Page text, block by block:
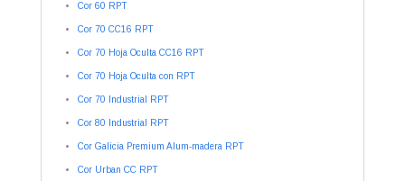
Cor 60 RPT
Cor 70 CC16 RPT
Cor 70 Hoja Oculta CC16 RPT
Cor 70 Hoja Oculta con RPT
Cor 70 Industrial RPT
Cor 80 Industrial RPT
Cor Galicia Premium Alum-madera RPT
Cor Urban CC RPT